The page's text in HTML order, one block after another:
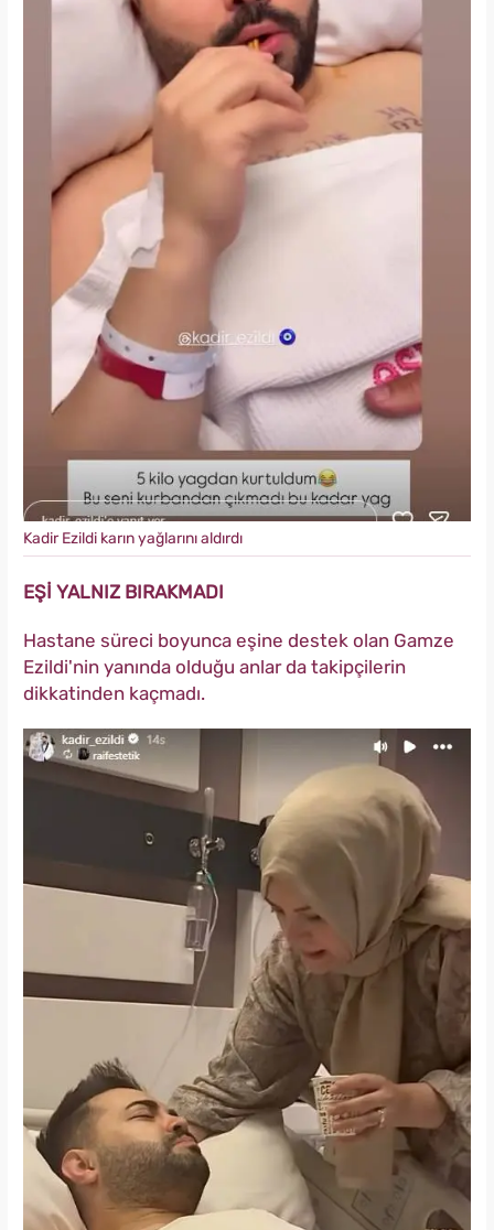
Kadir Ezildi karın yağlarını aldırdı
EŞİ YALNIZ BIRAKMADI
Hastane süreci boyunca eşine destek olan Gamze
Ezildi'nin yanında olduğu anlar da takipçilerin
dikkatinden kaçmadı.